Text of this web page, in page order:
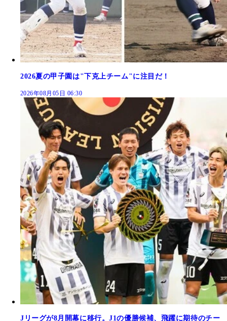
2026夏の甲子園は"下克上チーム"に注目だ！
2026年08月05日 06:30
Jリーグが8月開幕に移行。J1の優勝候補、飛躍に期待のチー